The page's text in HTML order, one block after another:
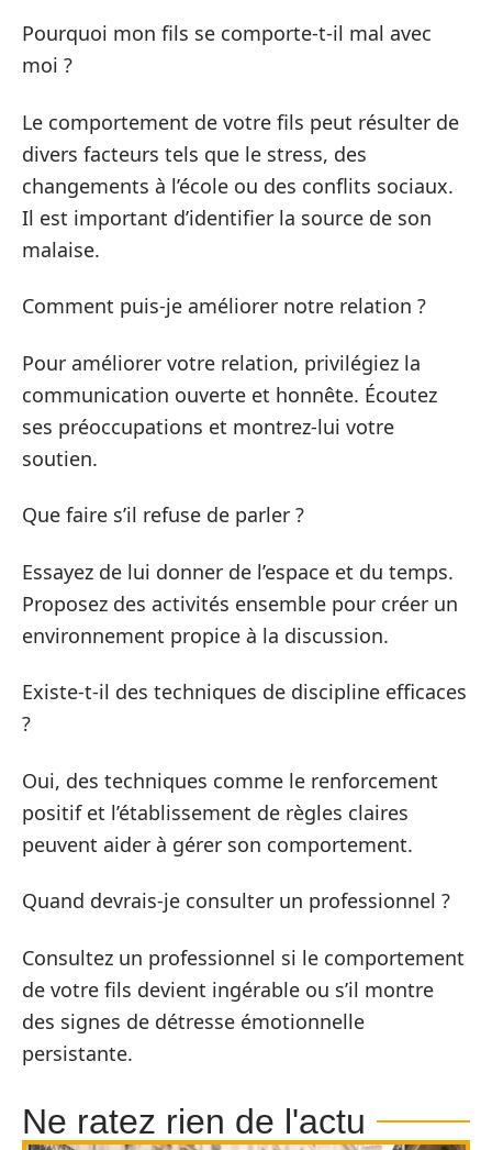
Pourquoi mon fils se comporte-t-il mal avec
moi ?
Le comportement de votre fils peut résulter de
divers facteurs tels que le stress, des
changements à l’école ou des conflits sociaux.
Il est important d’identifier la source de son
malaise.
Comment puis-je améliorer notre relation ?
Pour améliorer votre relation, privilégiez la
communication ouverte et honnête. Écoutez
ses préoccupations et montrez-lui votre
soutien.
Que faire s’il refuse de parler ?
Essayez de lui donner de l’espace et du temps.
Proposez des activités ensemble pour créer un
environnement propice à la discussion.
Existe-t-il des techniques de discipline efficaces
?
Oui, des techniques comme le renforcement
positif et l’établissement de règles claires
peuvent aider à gérer son comportement.
Quand devrais-je consulter un professionnel ?
Consultez un professionnel si le comportement
de votre fils devient ingérable ou s’il montre
des signes de détresse émotionnelle
persistante.
Ne ratez rien de l'actu